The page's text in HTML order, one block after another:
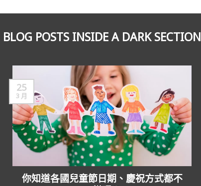
BLOG POSTS INSIDE A DARK SECTION
你知道各國兒童節日期、慶祝方式都不
25
3 月